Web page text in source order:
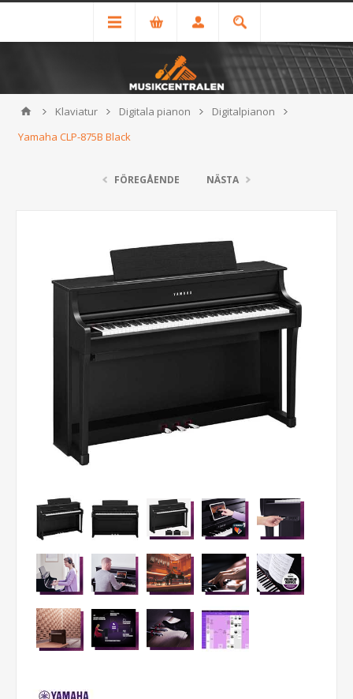
Klaviatur Digitala pianon
Digitalpianon
Yamaha CLP-875B Black
FÖREGÅENDE NÄSTA